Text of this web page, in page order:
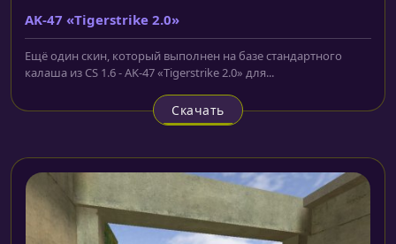
AK-47 «Tigerstrike 2.0»
Ещё один скин, который выполнен на базе стандартного
калаша из CS 1.6 - AK-47 «Tigerstrike 2.0» для...
Скачать